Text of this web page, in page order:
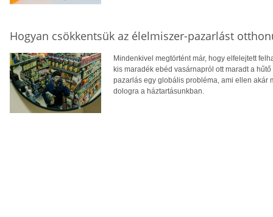
Hogyan csökkentsük az élelmiszer-pazarlást
Mindenkivel megtörtént már, hogy elfelejtett
kis maradék ebéd vasárnapról ott maradt a
pazarlás egy globális probléma, ami ellen akár
dologra a háztartásunkban.